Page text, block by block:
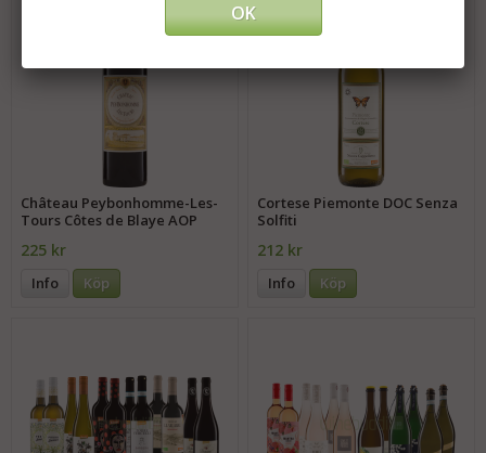
Château Peybonhomme-Les-
Tours Côtes de Blaye AOP
225 kr
Info Köp
Cortese Piemonte DOC Senza
Solfiti
212 kr
Info Köp
OK